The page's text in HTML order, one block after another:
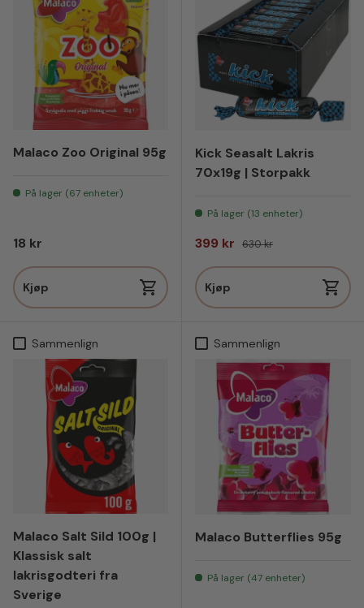
Malaco Zoo Original 95g
På lager (67 enheter)
Vanlig pris
18 kr
Kjøp
Kick Seasalt Lakris
70x19g | Storpakk
På lager (13 enheter)
Salgspris
399 kr Vanlig pris
630 kr
Kjøp
Sammenlign
Malaco Salt Sild 100g |
Klassisk salt
lakrisgodteri fra
Sverige
Sammenlign
Malaco Butterflies 95g
På lager (47 enheter)